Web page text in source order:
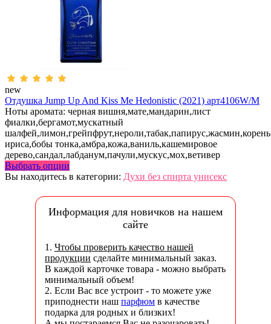
new
Отдушка Jump Up And Kiss Me Hedonistic (2021) арт4106W/M
Ноты аромата: черная вишня,мате,мандарин,лист
фиалки,бергамот,мускатный
шалфей,лимон,грейпфрут,нероли,табак,папирус,жасмин,корень
ириса,бобы тонка,амбра,кожа,ваниль,кашемировое
дерево,сандал,лабданум,пачули,мускус,мох,ветивер
Выбрать опции
Вы находитесь в категории: Духи без спирта унисекс
Информация для новичков на нашем
сайте
1. Чтобы проверить качество нашей
продукции сделайте минимальный заказ.
В каждой карточке товара - можно выбрать
минимальный объем!
2. Если Вас все устроит - то можете уже
приподнести наш парфюм в качестве
подарка для родных и близких!